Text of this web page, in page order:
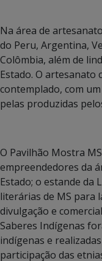
Na área de
do Peru, Argentina,
Colômbia, além de
Estado. O artesanato
contemplado, com
pelas produzidas
O Pavilhão Mostra
empreendedores da
Estado; o estande da
literárias de MS para
divulgação e
Saberes Indígenas
indígenas e
participação das